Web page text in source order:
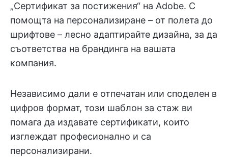
„Сертификат за постижения“ на Adobe. С
помощта на персонализиране – от полета до
шрифтове – лесно адаптирайте дизайна, за да
съответства на брандинга на вашата
компания.
Независимо дали е отпечатан или споделен в
цифров формат, този шаблон за стаж ви
помага да издавате сертификати, които
изглеждат професионално и са
персонализирани.